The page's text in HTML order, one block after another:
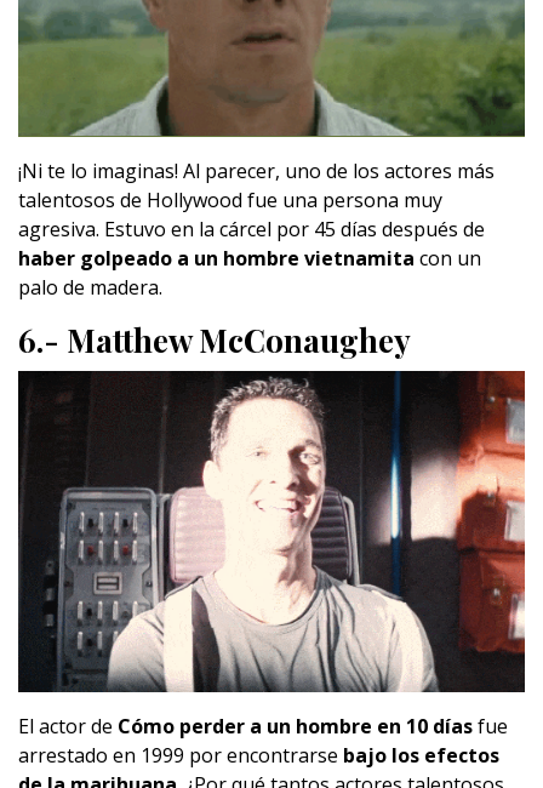
¡Ni te lo imaginas! Al parecer, uno de los actores más
talentosos de Hollywood fue una persona muy
agresiva. Estuvo en la cárcel por 45 días después de
haber golpeado a un hombre vietnamita con un
palo de madera.
6.- Matthew McConaughey
El actor de Cómo perder a un hombre en 10 díasfue
arrestado en 1999 por encontrarse bajo los efectos